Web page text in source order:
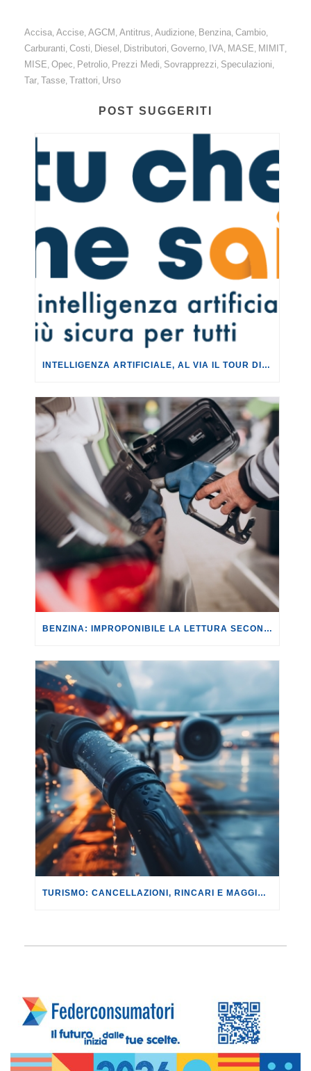
Accisa, Accise, AGCM , Antitrus, Audizione, Benzina, Cambio,
Carburanti, Costi, Diesel , Distributori, Governo, IVA, MASE, MIMIT,
MISE, Opec, Petrolio, Prezzi Medi, Sovrapprezzi, Speculazioni,
Tar, Tasse, Trattori, Urso
POST SUGGERITI
INTELLIGENZA ARTIFICIALE, AL VIA IL TOUR DI EVENTI DEL PROGETTO TU CHE NE SAI?
BENZINA: IMPROPONIBILE LA LETTURA SECONDO CUI PROROGARE IL TAGLIO DELLE ACCISE SIGNIFICA TASSARE TUTTI I CITTADINI.
TURISMO: CANCELLAZIONI, RINCARI E MAGGIORAZIONI DI VOLI E PRENOTAZIONI.